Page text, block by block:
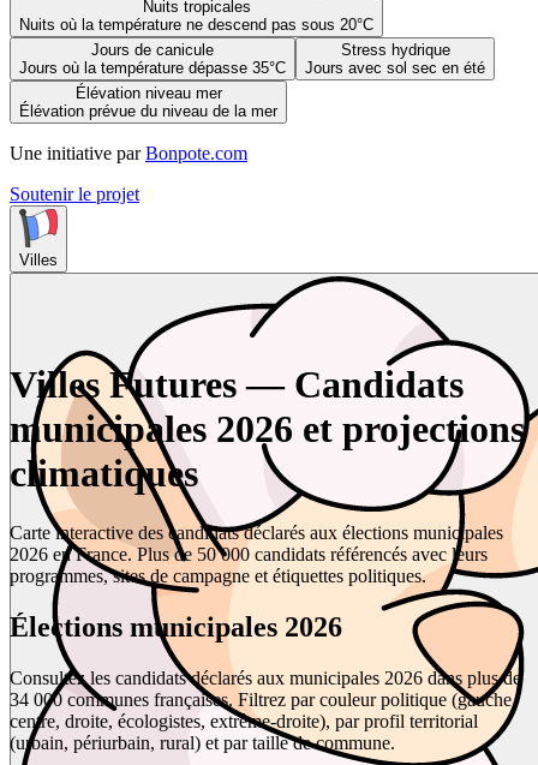
Nuits tropicales
Nuits où la température ne descend pas sous 20°C
Jours de canicule
Jours où la température dépasse 35°C
Stress hydrique
Jours avec sol sec en été
Élévation niveau mer
Élévation prévue du niveau de la mer
Une initiative par Bonpote.com
Soutenir le projet
Villes
Villes Futures — Candidats
municipales 2026 et projections
climatiques
Carte interactive des candidats déclarés aux élections municipales
2026 en France. Plus de 50 000 candidats référencés avec leurs
programmes, sites de campagne et étiquettes politiques.
Élections municipales 2026
Consultez les candidats déclarés aux municipales 2026 dans plus de
34 000 communes françaises. Filtrez par couleur politique (gauche,
centre, droite, écologistes, extrême-droite), par profil territorial
(urbain, périurbain, rural) et par taille de commune.